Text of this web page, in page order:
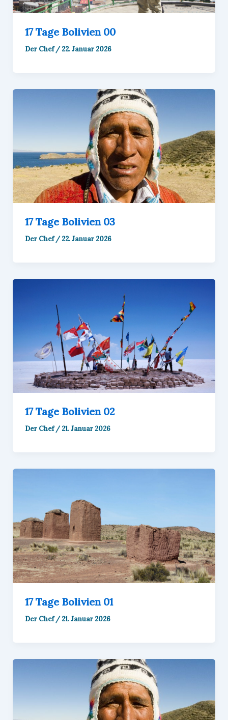
17 Tage Bolivien 00
Der Chef/22. Januar 2026
17 Tage Bolivien 03
Der Chef/22. Januar 2026
17 Tage Bolivien 02
Der Chef/21. Januar 2026
17 Tage Bolivien 01
Der Chef/21. Januar 2026